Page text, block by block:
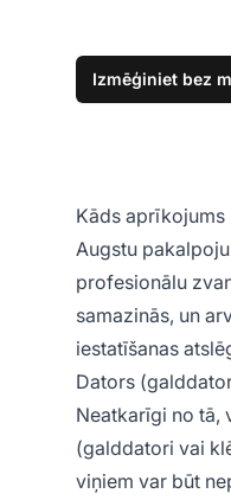
Izmēģiniet bez
Kāds
Augstu
profesionālu
samazinās, un
iestatīšanas
Dators
Neatkarīgi no tā,
(galddatori vai
viņiem var būt